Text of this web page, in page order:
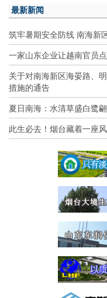
最新新闻
筑牢暑期安全防线 南海新
一家山东企业让越南官员
关于对南海新区海晏路、
措施的通告
夏日南海：水清草盛白鹭
此生必去！烟台藏着一座